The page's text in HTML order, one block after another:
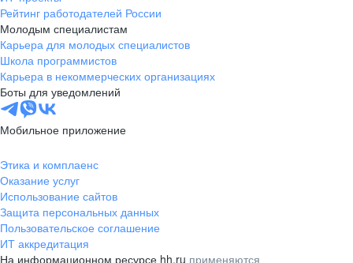
Рейтинг работодателей России
Молодым специалистам
Карьера для молодых специалистов
Школа программистов
Карьера в некоммерческих организациях
Боты для уведомлений
Мобильное приложение
Этика и комплаенс
Оказание услуг
Использование сайтов
Защита персональных данных
Пользовательское соглашение
ИТ аккредитация
На информационном ресурсе hh.ru применяются